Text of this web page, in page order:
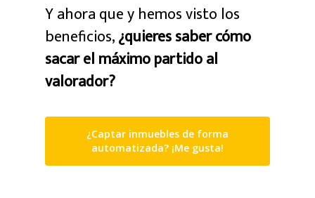
Y ahora que y hemos visto los
beneficios,¿quieres saber cómo
sacar el máximo partido al
valorador?
¿Captar inmuebles de forma
automatizada? ¡Me gusta!